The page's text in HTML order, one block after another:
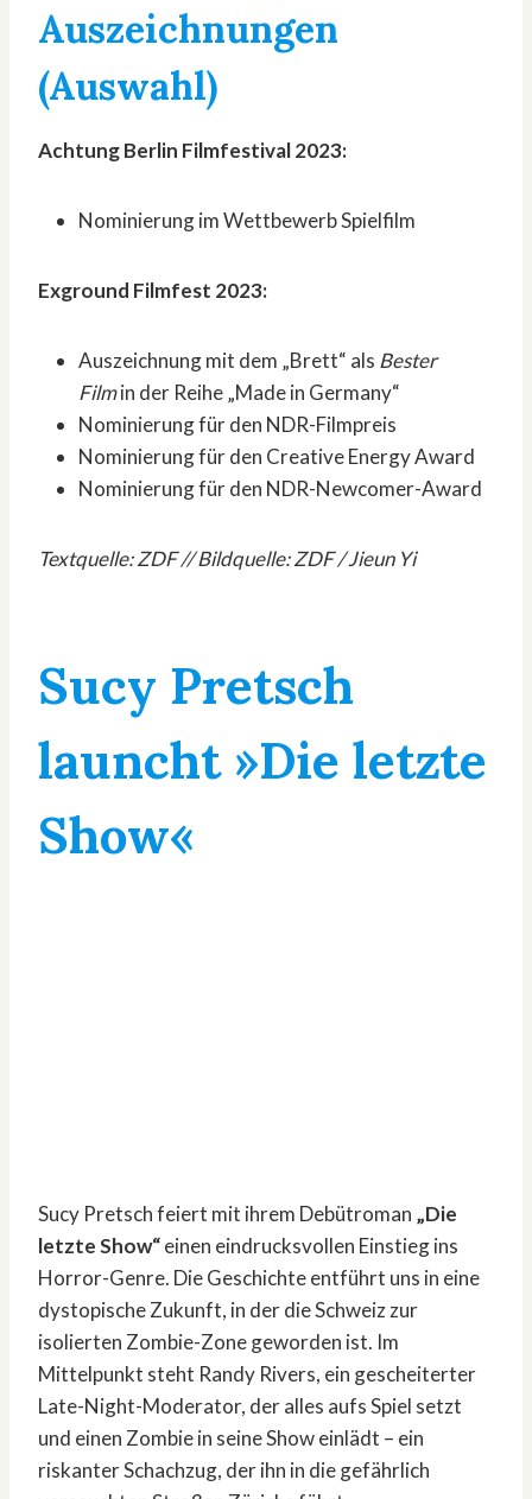
Auszeichnungen
(Auswahl)
Achtung Berlin Filmfestival 2023:
Nominierung im Wettbewerb Spielfilm
Exground Filmfest 2023:
Auszeichnung mit dem „Brett“ als Bester
Filmin der Reihe „Made in Germany“
Nominierung für den NDR-Filmpreis
Nominierung für den Creative Energy Award
Nominierung für den NDR-Newcomer-Award
Textquelle: ZDF // Bildquelle: ZDF / Jieun Yi
Sucy Pretsch
launcht »Die letzte
Show«
Sucy Pretsch feiert mit ihrem Debütroman „Die
letzte Show“einen eindrucksvollen Einstieg ins
Horror-Genre. Die Geschichte entführt uns in eine
dystopische Zukunft, in der die Schweiz zur
isolierten Zombie-Zone geworden ist. Im
Mittelpunkt steht Randy Rivers, ein gescheiterter
Late-Night-Moderator, der alles aufs Spiel setzt
und einen Zombie in seine Show einlädt – ein
riskanter Schachzug, der ihn in die gefährlich